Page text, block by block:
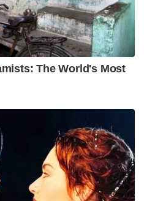
The World's Most